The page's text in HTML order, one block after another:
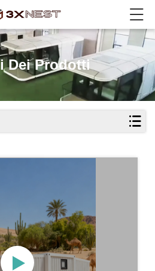
Dei Prodotti